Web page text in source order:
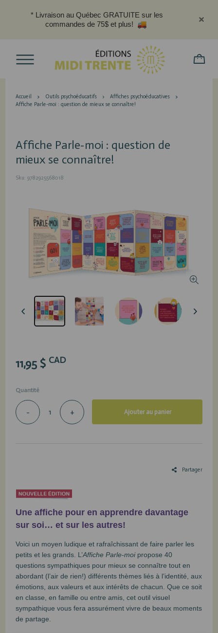
* Livraison au Québec GRATUITE sur les
commandes de 75$ et plus!
Accueil Outils psychoéducatifs
Affiches psychoéducatives
Affiche Parle-moi : question de mieux se connaître!
Affiche Parle-moi : question de
mieux se connaître!
Sku: 9782925568018
11,95 $ CAD
Quantité
- + Ajouter au panier
Partager
Une affiche pour en apprendre davantage
sur soi… et sur les autres!
Voici un moyen ludique et rafraîchissant de faire parler les
petits et les grands. L’Affiche Parle-moi propose 40
questions sympathiques pour mieux se connaître tout en
abordant (l’air de rien!) différents thèmes liés à l’identité, aux
émotions, aux valeurs et aux intérêts de chacun. Que ce soit
en classe, en famille ou entre amis, cet outil visuel
sympathique vous fera assurément vivre de beaux moments
de partage.